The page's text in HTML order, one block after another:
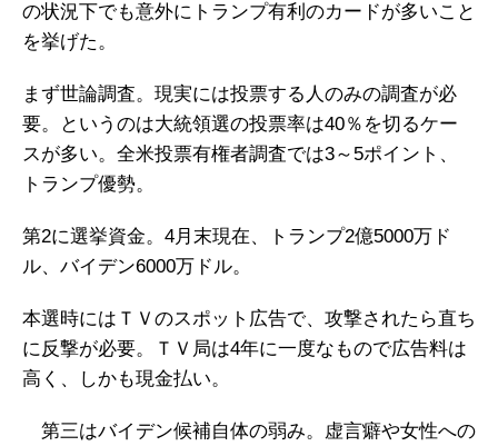
の状況下でも意外にトランプ有利のカードが多いこと
を挙げた。
まず世論調査。現実には投票する人のみの調査が必
要。というのは大統領選の投票率は40％を切るケー
スが多い。全米投票有権者調査では3～5ポイント、
トランプ優勢。
第2に選挙資金。4月末現在、トランプ2億5000万ド
ル、バイデン6000万ドル。
本選時にはＴＶのスポット広告で、攻撃されたら直ち
に反撃が必要。ＴＶ局は4年に一度なもので広告料は
高く、しかも現金払い。
第三はバイデン候補自体の弱み。虚言癖や女性への